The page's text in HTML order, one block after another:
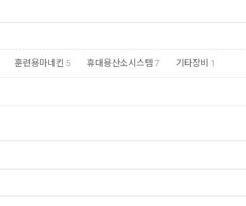
훈련용마네킨 5 휴대용산소시스템 7 기타장비 1